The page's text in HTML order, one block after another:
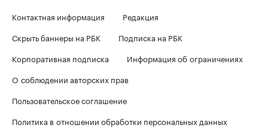
Контактная информация
Редакция
Скрыть баннеры на РБК
Подписка на РБК
Корпоративная подписка
Информация об ограничениях
О соблюдении авторских прав
Пользовательское соглашение
Политика в отношении обработки персональных данных